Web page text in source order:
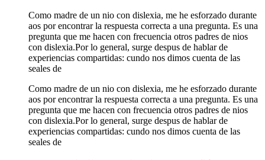
Como madre de un nio con dislexia, me he esforzado durante
aos por encontrar la respuesta correcta a una pregunta. Es una
pregunta que me hacen con frecuencia otros padres de nios
con dislexia.Por lo general, surge despus de hablar de
experiencias compartidas: cundo nos dimos cuenta de las
seales de
Como madre de un nio con dislexia, me he esforzado durante
aos por encontrar la respuesta correcta a una pregunta. Es una
pregunta que me hacen con frecuencia otros padres de nios
con dislexia.Por lo general, surge despus de hablar de
experiencias compartidas: cundo nos dimos cuenta de las
seales de